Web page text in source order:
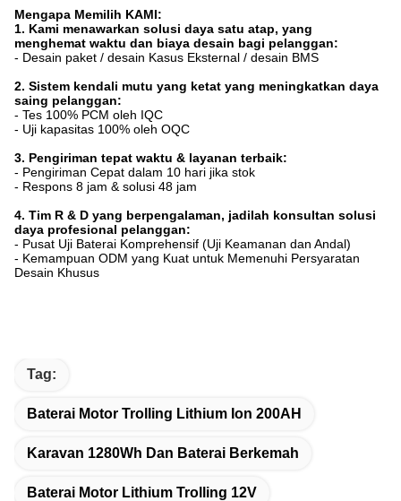
Mengapa Memilih KAMI:
1. Kami menawarkan solusi daya satu atap, yang
menghemat waktu dan biaya desain bagi pelanggan:
- Desain paket / desain Kasus Eksternal / desain BMS
2. Sistem kendali mutu yang ketat yang meningkatkan daya
saing pelanggan:
- Tes 100% PCM oleh IQC
- Uji kapasitas 100% oleh OQC
3. Pengiriman tepat waktu & layanan terbaik:
- Pengiriman Cepat dalam 10 hari jika stok
- Respons 8 jam & solusi 48 jam
4. Tim R & D yang berpengalaman, jadilah konsultan solusi
daya profesional pelanggan:
- Pusat Uji Baterai Komprehensif (Uji Keamanan dan Andal)
- Kemampuan ODM yang Kuat untuk Memenuhi Persyaratan
Desain Khusus
Tag:
Baterai Motor Trolling Lithium Ion 200AH
Karavan 1280Wh Dan Baterai Berkemah
Baterai Motor Lithium Trolling 12V